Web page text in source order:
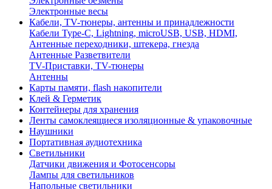
Электронные весы
Кабели, TV-тюнеры, антенны и принадлежности
Кабели Type-C, Lightning, microUSB, USB, HDMI,
Антенные переходники, штекера, гнезда
Антенные Разветвители
TV-Приставки, TV-тюнеры
Антенны
Карты памяти, flash накопители
Клей & Герметик
Контейнеры для хранения
Ленты самоклеящиеся изоляционные & упаковочные
Наушники
Портативная аудиотехника
Светильники
Датчики движения и Фотосенсоры
Лампы для светильников
Напольные светильники